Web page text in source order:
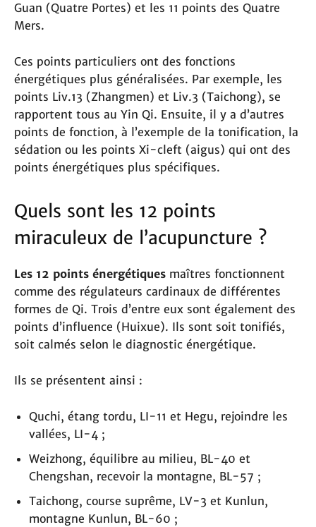
Guan (Quatre Portes) et les 11 points des Quatre
Mers.
Ces points particuliers ont des fonctions
énergétiques plus généralisées. Par exemple, les
points Liv.13 (Zhangmen) et Liv.3 (Taichong), se
rapportent tous au Yin Qi. Ensuite, il y a d’autres
points de fonction, à l’exemple de la tonification, la
sédation ou les points Xi-cleft (aigus) qui ont des
points énergétiques plus spécifiques.
Quels sont les 12 points
miraculeux de l’acupuncture ?
Les 12 points énergétiques maîtres fonctionnent
comme des régulateurs cardinaux de différentes
formes de Qi. Trois d’entre eux sont également des
points d’influence (Huixue). Ils sont soit tonifiés,
soit calmés selon le diagnostic énergétique.
Ils se présentent ainsi :
Quchi, étang tordu, LI-11 et Hegu, rejoindre les
vallées, LI-4 ;
Weizhong, équilibre au milieu, BL-40 et
Chengshan, recevoir la montagne, BL-57 ;
Taichong, course suprême, LV-3 et Kunlun,
montagne Kunlun, BL-60 ;